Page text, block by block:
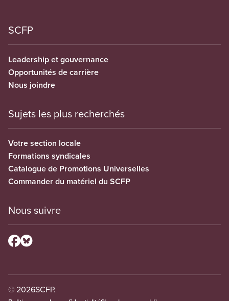
SCFP
Leadership et gouvernance
Opportunités de carrière
Nous joindre
Sujets les plus recherchés
Votre section locale
Formations syndicales
Catalogue de Promotions Universelles
Commander du matériel du SCFP
Nous suivre
© 2026SCFP.